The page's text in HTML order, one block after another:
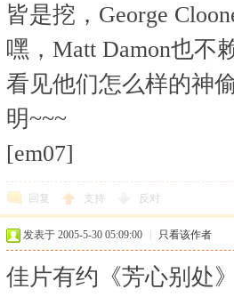
皆是挖，George
嘿，Matt Damon也不
看见他们怎么样的神
明~~~
[em07]
回复 支持 反对
发表于 2005-5-30 05:09:00 只看该作者
佳片有约《芳心别处